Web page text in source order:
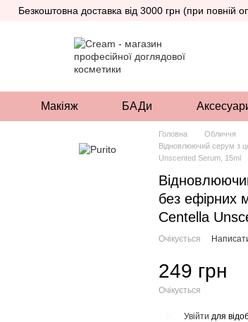
Безкоштовна доставка від 3000 грн (при повній
Макіяж БАДи
Головна Обличчя
Відновлюючий серум з
Unscented Serum, 15ml
без ефірних
Centella
Очікується
249 грн
Очікується
Увійти для